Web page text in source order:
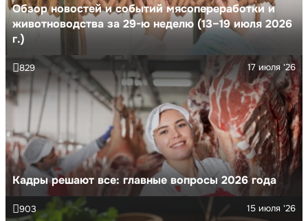
Обзор новостей и событий мясопереработки и
животноводства за 29-ю неделю (13–19 июля 2026
г.)
Кадры решают все: главные вопросы 2026 года
17 июля '26
829
15 июля '26
903